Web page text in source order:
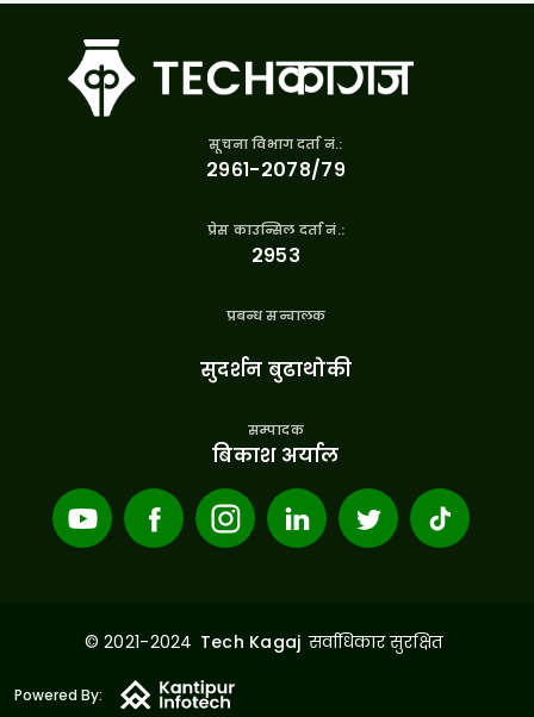
सूचना विभाग दर्ता नं.:
२९६१-२०७८/७९
प्रेस काउन्सिल दर्ता नं.:
२९५३
प्रबन्ध सन्चालक
सुदर्शन बुढाथोकी
सम्पादक
बिकाश अर्याल
© 2021-2024 Tech Kagaj सर्वाधिकार सुरक्षित
Powered By: